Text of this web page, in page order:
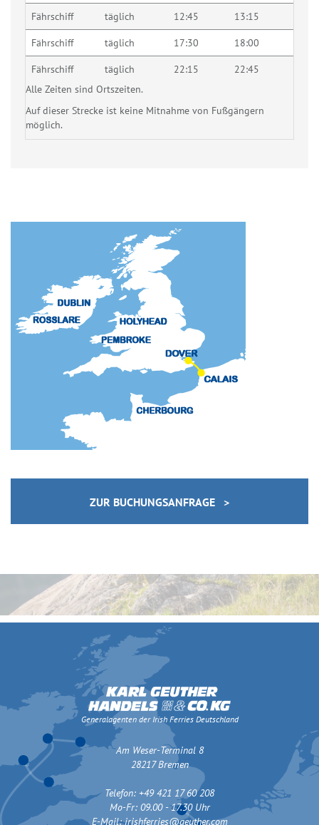
Fährschiff täglich 12:45 13:15
Fährschiff täglich 17:30 18:00
Fährschiff täglich 22:15
22:45
Alle Zeiten sind Ortszeiten.
Auf dieser Strecke ist keine Mitnahme von Fußgängern
möglich.
ZUR BUCHUNGSANFRAGE >
Generalagenten der Irish Ferries Deutschland
Am Weser-Terminal 8
28217 Bremen
Telefon: +49 421 17 60 208
Mo-Fr: 09.00 - 17.30 Uhr
E-Mail:irishferries@geuther.com